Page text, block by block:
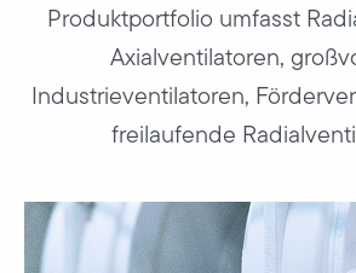
Produktportfolio umfasst
Axialventilatoren,
Industrieventilatoren,
freilaufende